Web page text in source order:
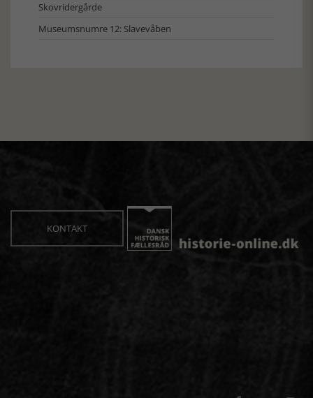
Skovridergårde
Museumsnumre 12: Slavevåben
KONTAKT